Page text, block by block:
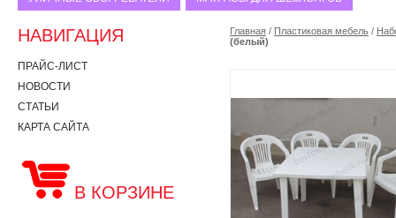
НАВИГАЦИЯ
ПРАЙС-ЛИСТ
НОВОСТИ
СТАТЬИ
КАРТА САЙТА
В КОРЗИНЕ
Главная / Пластиковая мебель /
(белый)